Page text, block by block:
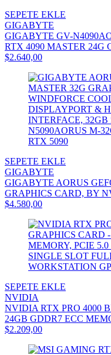
SEPETE EKLE
GIGABYTE
GIGABYTE GV-
RTX 4090 MASTER 24G
$2.640,00
SEPETE EKLE
GIGABYTE
GIGABYTE AORUS
GRAPHICS CARD, BY
$4.580,00
SEPETE EKLE
NVIDIA
NVIDIA RTX PRO 4000
24GB GDDR7 ECC
$2.209,00